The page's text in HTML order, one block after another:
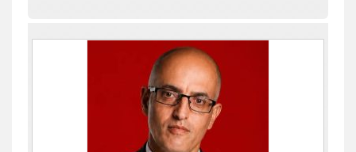
עו"ד אביגדור פלדמן
אסירים צווארון לבן
0505345826
עו"ד אתנה אדרי
פשיעה חמורה כלכלי פלילי